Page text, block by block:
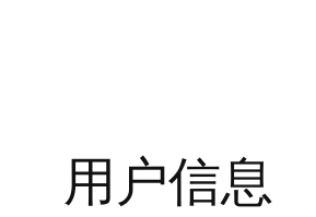
用户信息